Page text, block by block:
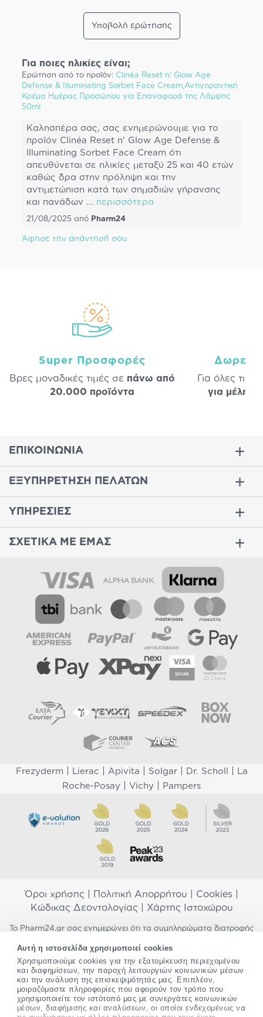
Αυτή η ιστοσελίδα χρησιμοποιεί cookies
Χρησιμοποιούμε cookies για την εξατομίκευση περιεχομένου
και διαφημίσεων, την παροχή λειτουργιών κοινωνικών μέσων
και την ανάλυση της επισκεψιμότητάς μας. Επιπλέον,
μοιραζόμαστε πληροφορίες που αφορούν τον τρόπο που
χρησιμοποιείτε τον ιστότοπό μας με συνεργάτες κοινωνικών
μέσων, διαφήμισης και αναλύσεων, οι οποίοι ενδεχομένως να
Υποβολή ερώτησης
Για ποιες ηλικίες είναι;
Ερώτηση από το προϊόν: Clinéa Reset n' Glow Age
Defense & Illuminating Sorbet Face Cream,Αντιγηραντική
Κρέμα Ημέρας Προσώπου για Επαναφορά της Λάμψης
50ml
Καλησπέρα σας, σας ενημερώνουμε για το
προϊόν Clinéa Reset n' Glow Age Defense &
Illuminating Sorbet Face Cream ότι
απευθύνεται σε ηλικίες μεταξύ 25 και 40 ετών
καθώς δρα στην πρόληψη και την
αντιμετώπιση κατά των σημαδιών γήρανσης
και πανάδων ... περισσότερα
21/08/2025 από Pharm24
Άφησε την απάντησή σου
Super Προσφορές
Βρες μοναδικές τιμές σε πάνω από
20.000 προϊόντα
Δωρεάν
Για όλες τις
για μέλη
ΕΠΙΚΟΙΝΩΝΙΑ
ΕΞΥΠΗΡΕΤΗΣΗ ΠΕΛΑΤΩΝ
ΥΠΗΡΕΣΙΕΣ
ΣΧΕΤΙΚΑ ΜΕ ΕΜΑΣ
Frezyderm Lierac Apivita Solgar| Dr. Scholl
La
Roche-Posay
Vichy Pampers
Όροι χρήσης Πολιτική Απορρήτου Cookies
Κώδικας Δεοντολογίας| Χάρτης Ιστοχώρου
Το Pharm24.gr σας ενημερώνει ότι τα συμπληρώματα διατροφής
προορίζονται για την πρόληψη, αγωγή ή θεραπεία ανθρώπινης
νόσου. Συμβουλευτείτε τον γιατρό σας εάν είστε έγκυος,
θηλάζετε, ακολουθείτε παράλληλα φαρμακευτική αγωγή ή
αντιμετωπίζετε προβλήματα υγείας πριν χρησιμοποιήσετε
οποιοδήποτε συμπλήρωμα διατροφής. Προσπαθούμε διαρκώς να
σας παρέχουμε ακριβείς και έγκυρες πληροφορίες. Σε περίπτωση
που έχετε κάποια ερώτηση ή παρατήρηση σχετικά με αυτές,